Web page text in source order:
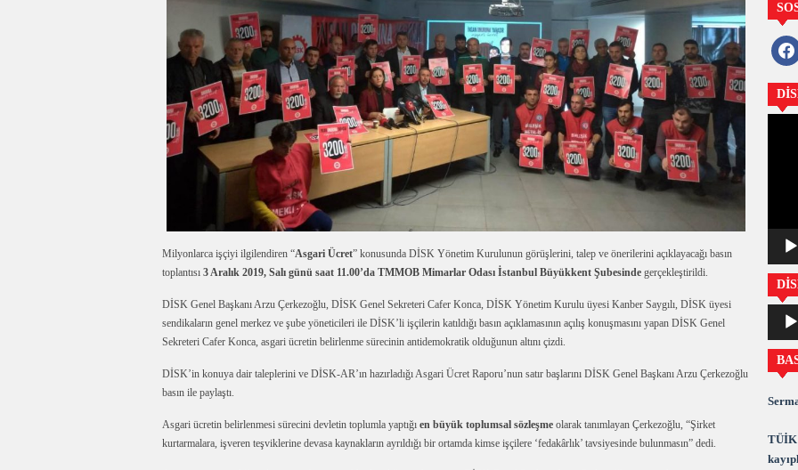
Milyonlarca işçiyi ilgilendiren “Asgari Ücret” konusunda DİSK Yönetim Kurulunun görüşlerini, talep ve önerilerini açıklayacağı basın
toplantısı 3 Aralık 2019, Salı günü saat 11.00’da TMMOB Mimarlar Odası İstanbul Büyükkent Şubesinde gerçekleştirildi.
DİSK Genel Başkanı Arzu Çerkezoğlu, DİSK Genel Sekreteri Cafer Konca, DİSK Yönetim Kurulu üyesi Kanber Saygılı, DİSK üyesi
sendikaların genel merkez ve şube yöneticileri ile DİSK’li işçilerin katıldığı basın açıklamasının açılış konuşmasını yapan DİSK Genel
Sekreteri Cafer Konca, asgari ücretin belirlenme sürecinin antidemokratik olduğunun altını çizdi.
DİSK’in konuya dair taleplerini ve DİSK-AR’ın hazırladığı Asgari Ücret Raporu’nun satır başlarını DİSK Genel Başkanı Arzu Çerkezoğlu
basın ile paylaştı.
Asgari ücretin belirlenmesi sürecini devletin toplumla yaptığı en büyük toplumsal sözleşme olarak tanımlayan Çerkezoğlu, “Şirket
kurtarmalara, işveren teşviklerine devasa kaynakların ayrıldığı bir ortamda kimse işçilere ‘fedakârlık’ tavsiyesinde bulunmasın” dedi.
oynatıcı
TÜİK